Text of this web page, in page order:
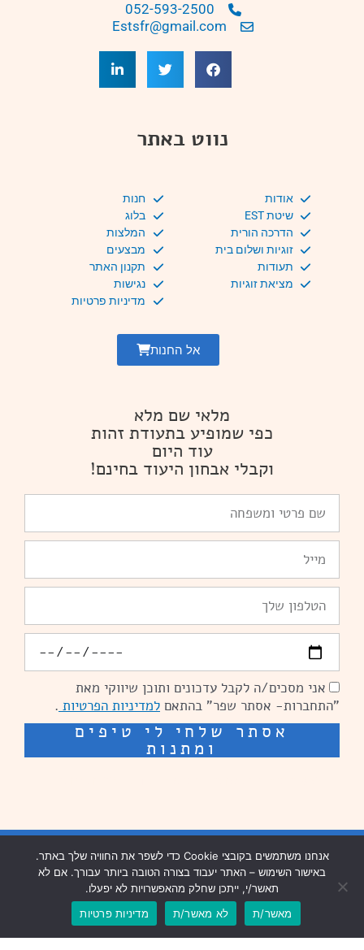
052-593-2500
Estsfr@gmail.com
נווט באתר
אודות
שיטת EST
הדרכה הורית
זוגיות ושלום בית
תעודות
מציאת זוגיות
חנות
בלוג
המלצות
מבצעים
תקנון האתר
נגישות
מדיניות פרטיות
אל החנות
מלאי שם מלא
כפי שמופיע בתעודת זהות
עוד היום
וקבלי אבחון היעוד בחינם!
פרטי
ומשפחה
הסכמהאני מסכים/ה לקבל עדכונים ותוכן שיווקי מאת
"התחברות- אסתר שפר" בהתאם למדיניות הפרטיות .
אסתר שלחי לי טיפים
ומתנות
שיפור מהירות אתרים נזר מדיה
עיצוב וכתיבה שיווקית: פנדה תקשורת
אנחנו משתמשים בקובצי Cookie כדי לשפר את החוויה שלך באתר.
באישור השימוש – האתר יעבוד בצורה הטובה ביותר עבורך. אם לא
תאשר/י, ייתכן שחלק מהאפשרויות לא יפעלו.
מאשר/ת
לא מאשר/ת מדיניות פרטיות